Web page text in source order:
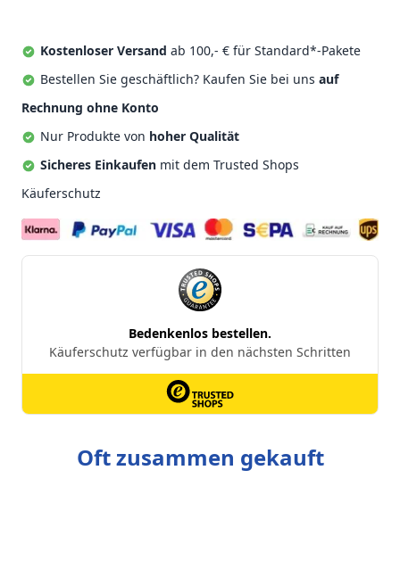
Kostenloser Versand ab 100,- € für Standard*-Pakete
Bestellen Sie geschäftlich? Kaufen Sie bei uns auf
Rechnung ohne Konto
Nur Produkte von hoher Qualität
Sicheres Einkaufen mit dem Trusted Shops
Käuferschutz
Oft zusammen gekauft